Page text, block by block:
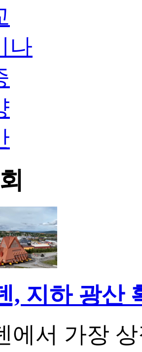
나
, 지하 광산
에서 가장